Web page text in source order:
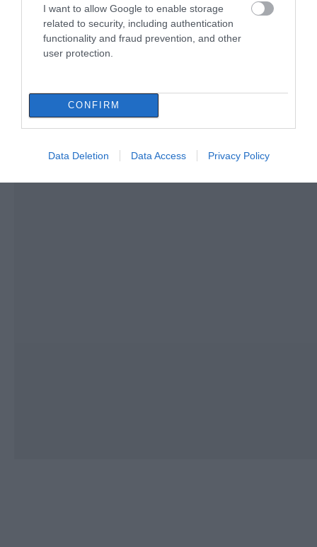
I want to allow Google to enable storage
related to security, including authentication
functionality and fraud prevention, and other
user protection.
CONFIRM
Data Deletion Data Access Privacy Policy
Εύβοια: Αυτός είναι ο 36χρονος
επιχειρηματίας πού έχασε την
ζωή του
07.08.2026 | 17:20
καρδιακό επεισόδιο ενώ οδηγούσε
07.08.2026 | 17:00
Ράγισαν καρδιές στην
Εύβοια: Το τελευταίο
«αντίο» στον 36χρονο
επιχειρηματία
Αυτός ο δήμος της
Εύβοιας πάει στα
δικαστήρια για τις